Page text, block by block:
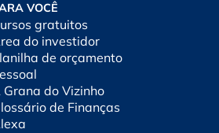
VOCÊ
gratuitos
do investidor
de orçamento
Grana do Vizinho
de Finanças